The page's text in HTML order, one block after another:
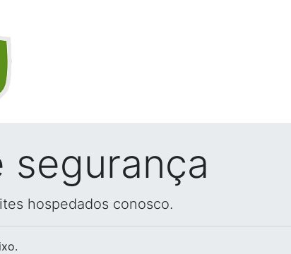
segurança
hospedados conosco.